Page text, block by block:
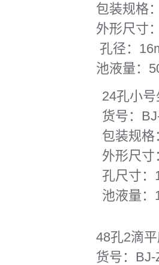
48孔2滴
货号：BJ-
包装规格
外形尺寸
孔径：
池液量：
24孔小
货号：
包装规格
外形尺寸
孔尺寸：
池液量：